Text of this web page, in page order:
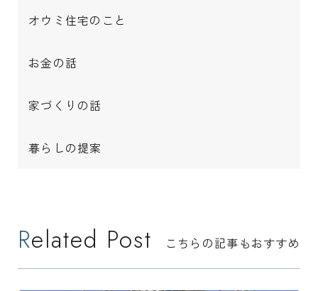
オウミ住宅のこと
お金の話
家づくりの話
暮らしの提案
Related Post こちらの記事もおすすめ